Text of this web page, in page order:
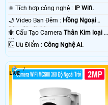
⚛️ Tích hợp công nghệ : IP Wifi.
🌙 Video Ban Đêm : Hồng Ngoại
30m Starlight.
🐜 Cấu Tạo Camera Thân Kim loại +
Nhựa.
️🆑 Ưu Điểm : Công Nghệ AI.
7